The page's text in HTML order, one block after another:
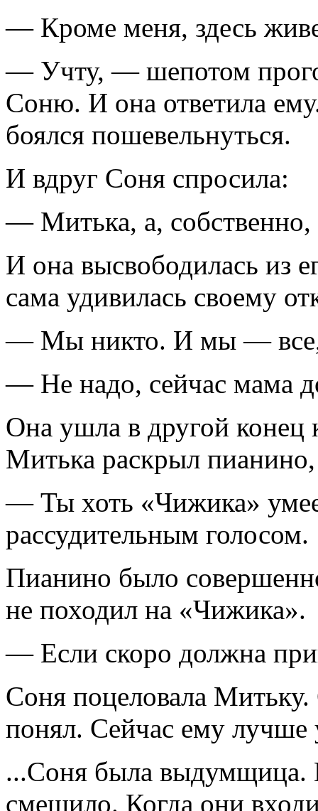
— Кроме меня, здесь
— Учту, — шепотом
Соню. И она ответила
боялся пошевельнуться.
И вдруг Соня спросила:
— Митька, а, собственно,
И она высвободилась из
сама удивилась своему
— Мы никто. И мы — все,
— Не надо, сейчас мама
Она ушла в другой конец
Митька раскрыл
— Ты хоть «Чижика»
рассудительным голосом.
Пианино было
не походил на «Чижика».
— Если скоро должна
Соня поцеловала
понял. Сейчас ему лучше
...Соня была выдумщица.
смешило. Когда они